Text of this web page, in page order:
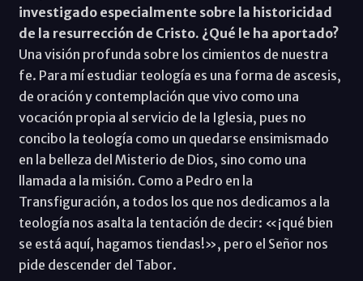
investigado especialmente sobre la historicidad
de la resurrección de Cristo. ¿Qué le ha aportado?
Una visión profunda sobre los cimientos de nuestra
fe. Para mí estudiar teología es una forma de ascesis,
de oración y contemplación que vivo como una
vocación propia al servicio de la Iglesia, pues no
concibo la teología como un quedarse ensimismado
en la belleza del Misterio de Dios, sino como una
llamada a la misión. Como a Pedro en la
Transfiguración, a todos los que nos dedicamos a la
teología nos asalta la tentación de decir: «¡qué bien
se está aquí, hagamos tiendas!», pero el Señor nos
pide descender del Tabor.